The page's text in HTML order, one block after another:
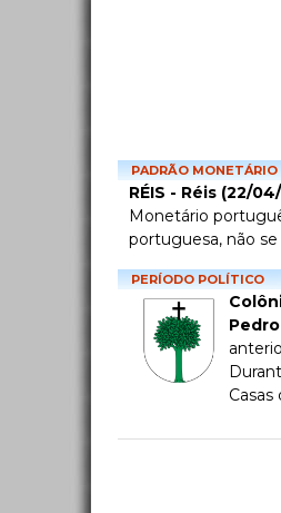
PADRÃO MONETÁRIO
RÉIS - Réis (22/
Monetário
portuguesa, não
PERÍODO POLÍTICO